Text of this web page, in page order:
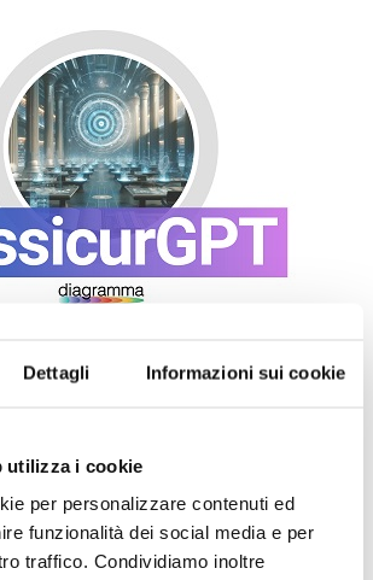
Dettagli Informazioni sui cookie
utilizza i cookie
per personalizzare contenuti ed
funzionalità dei social media e per
traffico. Condividiamo inoltre